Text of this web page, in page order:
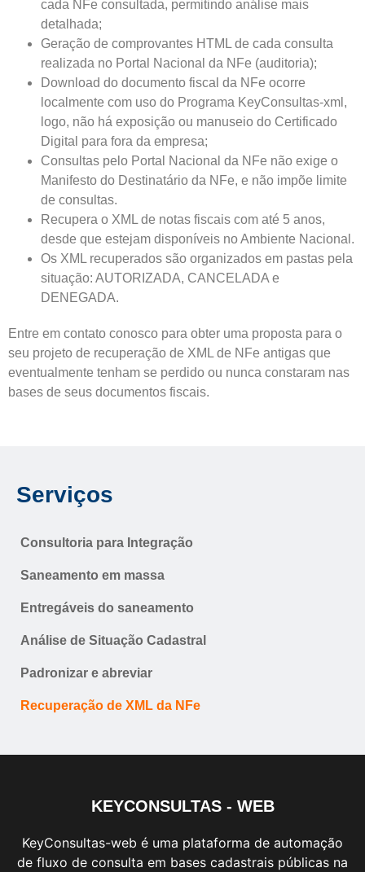
Serviços
Consultoria para Integração
Saneamento em massa
Entregáveis do saneamento
Análise de Situação Cadastral
Padronizar e abreviar
Recuperação de XML da NFe
cada NFe consultada, permitindo análise mais
detalhada;
Geração de comprovantes HTML de cada consulta
realizada no Portal Nacional da NFe (auditoria);
Download do documento fiscal da NFe ocorre
localmente com uso do Programa KeyConsultas-xml,
logo, não há exposição ou manuseio do Certificado
Digital para fora da empresa;
Consultas pelo Portal Nacional da NFe não exige o
Manifesto do Destinatário da NFe, e não impõe limite
de consultas.
Recupera o XML de notas fiscais com até 5 anos,
desde que estejam disponíveis no Ambiente Nacional.
Os XML recuperados são organizados em pastas pela
situação: AUTORIZADA, CANCELADA e
DENEGADA.
Entre em contato conosco para obter uma proposta para o
seu projeto de recuperação de XML de NFe antigas que
eventualmente tenham se perdido ou nunca constaram nas
bases de seus documentos fiscais.
KEYCONSULTAS - WEB
KeyConsultas-web é uma plataforma de automação
de fluxo de consulta em bases cadastrais públicas na